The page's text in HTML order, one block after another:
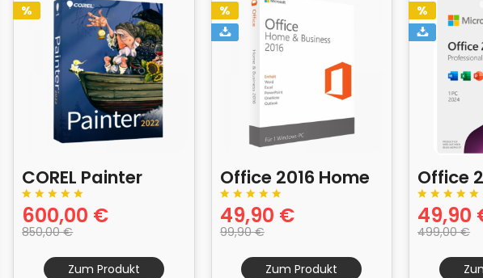
%
COREL Painter
2022 Vollversion
600,00 €
850,00 €
Zum Produkt
%
Office 2016 Home
and Business
49,90 €
99,90 €
Zum Produkt
%
Office
49,90
499,00 €